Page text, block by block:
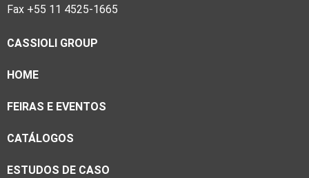
Fax +55 11 4525-1665
CASSIOLI GROUP
HOME
FEIRAS E EVENTOS
CATÁLOGOS
ESTUDOS DE CASO